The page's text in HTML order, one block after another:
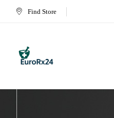
Find Store